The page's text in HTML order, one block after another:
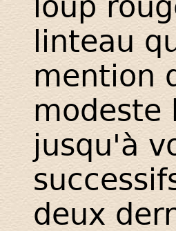
loup
linteau
mention
modeste
jusqu'à
deux